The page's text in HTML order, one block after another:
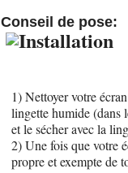
Conseil de pose:
1) Nettoyer votre
lingette humide (dans
et le sécher avec la
2) Une fois que votre
propre et exempte de